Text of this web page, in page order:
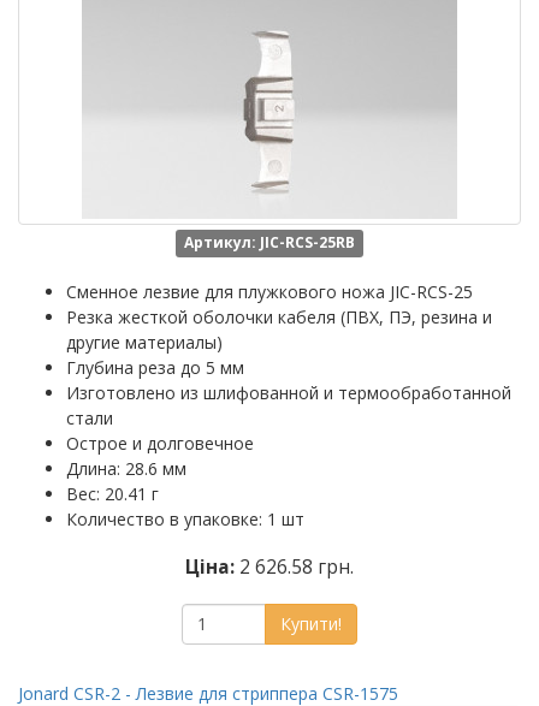
Артикул: JIC-RCS-25RB
Сменное лезвие для плужкового ножа JIC-RCS-25
Резка жесткой оболочки кабеля (ПВХ, ПЭ, резина и
другие материалы)
Глубина реза до 5 мм
Изготовлено из шлифованной и термообработанной
стали
Острое и долговечное
Длина: 28.6 мм
Вес: 20.41 г
Количество в упаковке: 1 шт
Ціна: 2 626.58 грн.
Купити!
Jonard CSR-2 - Лезвие для стриппера CSR-1575